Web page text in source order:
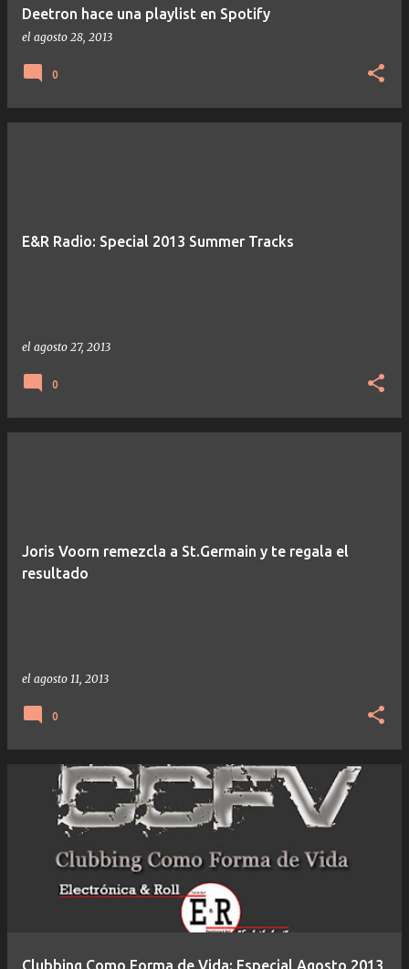
Deetron hace una playlist en Spotify
el agosto 28, 2013
0
E&R Radio: Special 2013 Summer Tracks
el agosto 27, 2013
0
Joris Voorn remezcla a St.Germain y te regala el
resultado
el agosto 11, 2013
0
Clubbing Como Forma de Vida: Especial Agosto 2013